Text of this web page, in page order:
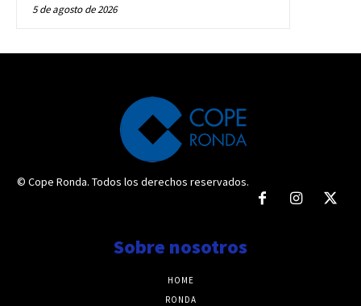
5 de agosto de 2026
© Cope Ronda. Todos los derechos reservados.
Sobre nosotros
HOME
RONDA